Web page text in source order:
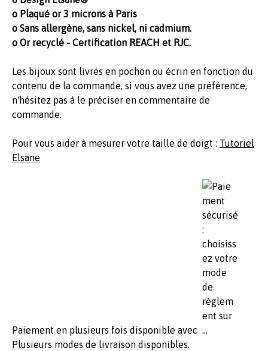
o Plaqué or 3 microns à Paris
o Sans allergène, sans nickel, ni cadmium.
o Or recyclé - Certification REACH et RJC.
Les bijoux sont livrés en pochon ou écrin en fonction du
contenu de la commande, si vous avez une préférence,
n'hésitez pas à le préciser en commentaire de
commande.
Pour vous aider à mesurer votre taille de doigt : Tutoriel
Elsane
Paiement en plusieurs fois disponible avec
Plusieurs modes de livraison disponibles.